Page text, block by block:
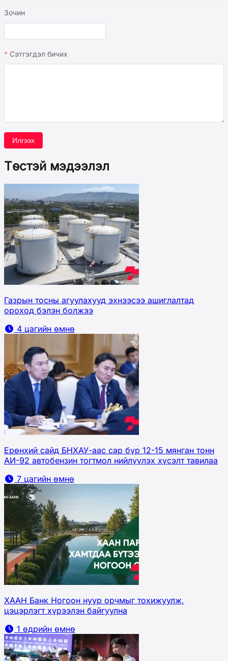
Зочин
Сэтгэгдэл бичих
Илгээх
Төстэй мэдээлэл
Газрын тосны агуулахууд эхнээсээ ашиглалтад
ороход бэлэн болжээ
4 цагийн өмнө
Ерөнхий сайд БНХАУ-аас сар бүр 12-15 мянган тонн
АИ-92 автобензин тогтмол нийлүүлэх хүсэлт тавилаа
7 цагийн өмнө
ХААН Банк Ногоон нуур орчмыг тохижуулж,
цэцэрлэгт хүрээлэн байгуулна
1 өдрийн өмнө